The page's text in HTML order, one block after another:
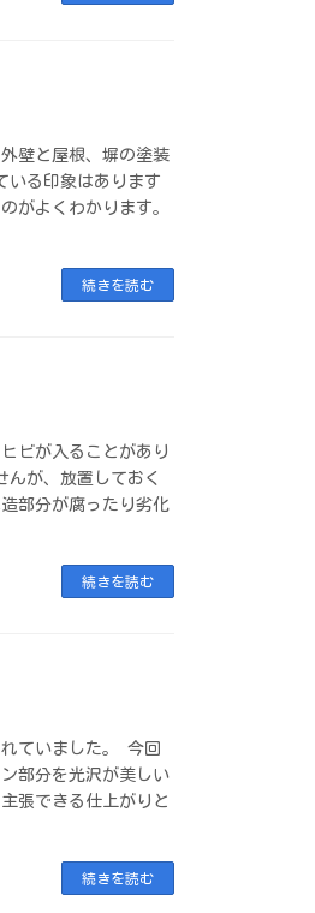
壁と屋根、塀の塗装
いる印象はあります
がよくわかります。
続きを読む
ビが入ることがあり
が、放置しておく
部分が腐ったり劣化
続きを読む
ていました。 今回
部分を光沢が美しい
張できる仕上がりと
続きを読む